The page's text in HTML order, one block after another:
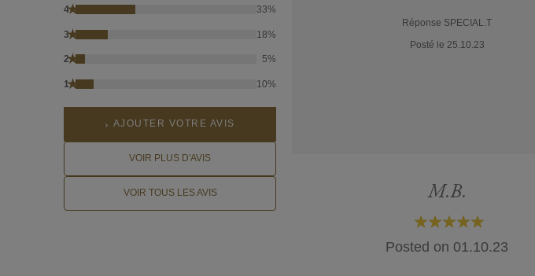
4★ 33%
3★ 18%
2★ 5%
1★ 10%
AJOUTER VOTRE AVIS
VOIR PLUS D'AVIS
VOIR TOUS LES AVIS
Réponse SPECIAL.T
Posté le 25.10.23
M.B.
Posted on 01.10.23